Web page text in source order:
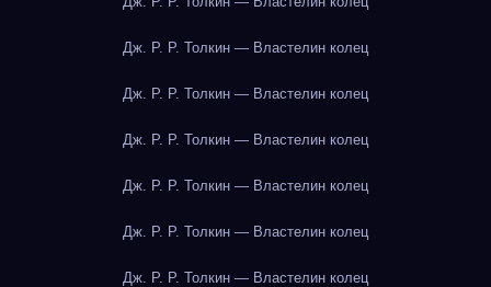
Дж. Р. Р. Толкин — Властелин колец
Дж. Р. Р. Толкин — Властелин колец
Дж. Р. Р. Толкин — Властелин колец
Дж. Р. Р. Толкин — Властелин колец
Дж. Р. Р. Толкин — Властелин колец
Дж. Р. Р. Толкин — Властелин колец